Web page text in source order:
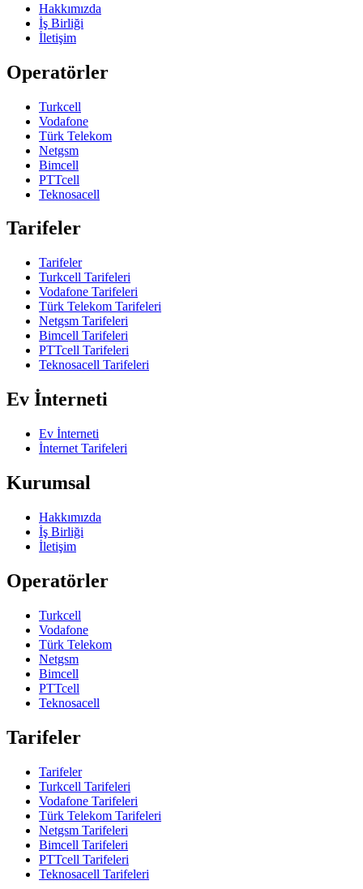
Hakkımızda
İş Birliği
İletişim
Operatörler
Turkcell
Vodafone
Türk Telekom
Netgsm
Bimcell
PTTcell
Teknosacell
Tarifeler
Tarifeler
Turkcell Tarifeleri
Vodafone Tarifeleri
Türk Telekom Tarifeleri
Netgsm Tarifeleri
Bimcell Tarifeleri
PTTcell Tarifeleri
Teknosacell Tarifeleri
Ev İnterneti
Ev İnterneti
İnternet Tarifeleri
Kurumsal
Hakkımızda
İş Birliği
İletişim
Operatörler
Turkcell
Vodafone
Türk Telekom
Netgsm
Bimcell
PTTcell
Teknosacell
Tarifeler
Tarifeler
Turkcell Tarifeleri
Vodafone Tarifeleri
Türk Telekom Tarifeleri
Netgsm Tarifeleri
Bimcell Tarifeleri
PTTcell Tarifeleri
Teknosacell Tarifeleri